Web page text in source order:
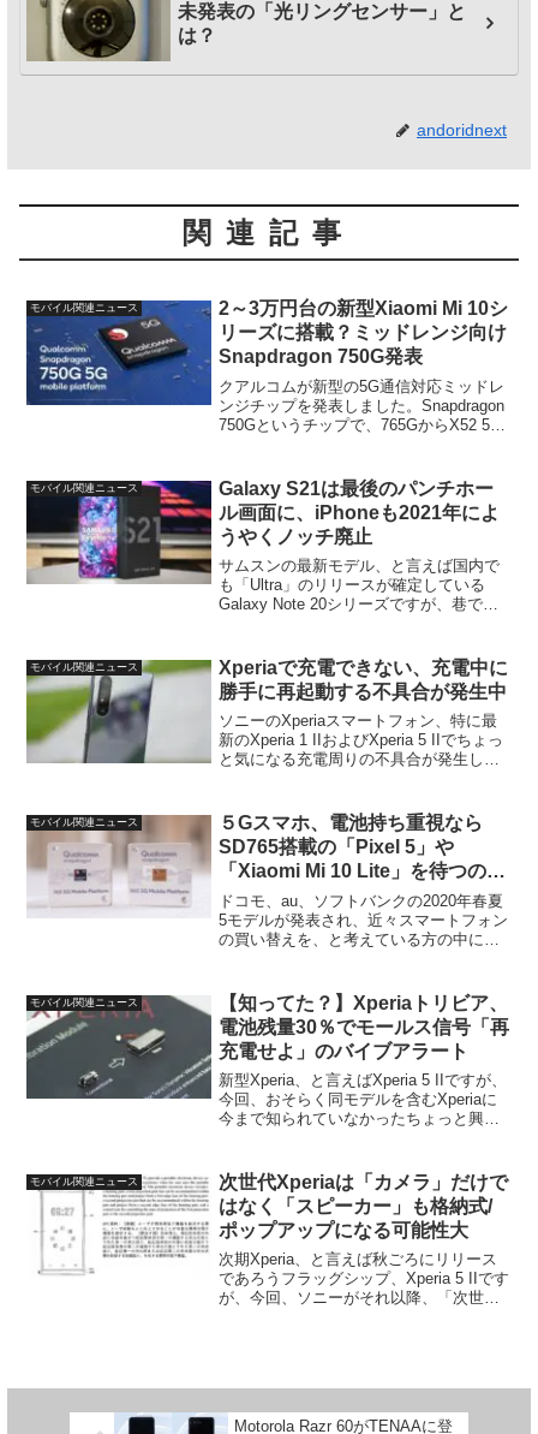
未発表の「光リングセンサー」と
は？
andoridnext
関連記事
モバイル関連ニュース
2～3万円台の新型Xiaomi Mi 10シ
リーズに搭載？ミッドレンジ向け
Snapdragon 750G発表
クアルコムが新型の5G通信対応ミッドレ
ンジチップを発表しました。Snapdragon
750Gというチップで、765GからX52 5G
ットワーク、TD...
モバイル関連ニュース
Galaxy S21は最後のパンチホー
ル画面に、iPhoneも2021年によ
うやくノッチ廃止
サムスンの最新モデル、と言えば国内で
も「Ultra」のリリースが確定している
Galaxy Note 20シリーズですが、巷では
中、このS21を含む今後のGal...
モバイル関連ニュース
Xperiaで充電できない、充電中に
勝手に再起動する不具合が発生中
ソニーのXperiaスマートフォン、特に最
新のXperia 1 IIおよびXperia 5 IIでちょっ
と気になる充電周りの不具合が発生して
くものの実際には給電されてお...
モバイル関連ニュース
５Gスマホ、電池持ち重視なら
SD765搭載の「Pixel 5」や
「Xiaomi Mi 10 Lite」を待つのが
吉？
ドコモ、au、ソフトバンクの2020年春夏
5モデルが発表され、近々スマートフォン
の買い替えを、と考えている方の中には
通信対応モデルというと、まだSD865搭
載のハイ...
モバイル関連ニュース
【知ってた？】Xperiaトリビア、
電池残量30％でモールス信号「再
充電せよ」のバイブアラート
新型Xperia、と言えばXperia 5 IIですが、
今回、おそらく同モデルを含むXperiaに
今まで知られていなかったちょっと興味
ユーザーが発見したもので、こ...
モバイル関連ニュース
次世代Xperiaは「カメラ」だけで
はなく「スピーカー」も格納式/
ポップアップになる可能性大
次期Xperia、と言えば秋ごろにリリース
であろうフラッグシップ、Xperia 5 IIです
が、今回、ソニーがそれ以降、「次世
Motorola Razr 60がTENAAに登